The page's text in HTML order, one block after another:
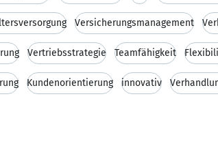
Versicherungsmanagement
Vertriebsstrategie Teamfähigkeit
Kundenorientierung innovativ